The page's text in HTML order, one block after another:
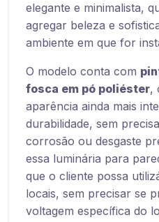
elegante e minimalista,
agregar beleza e
ambiente em que for
O modelo conta com
fosca em pó poliéster,
aparência ainda mais
durabilidade, sem
corrosão ou desgaste
essa luminária para
que o cliente possa
locais, sem precisar se
voltagem específica do